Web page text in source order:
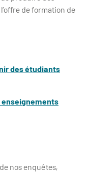
de formation de
des étudiants
nos enquêtes,